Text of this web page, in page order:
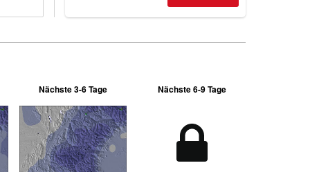
Nächste 3-6 Tage Nächste 6-9 Tage